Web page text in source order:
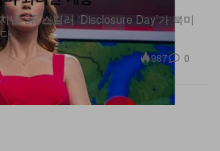
널 SF 스릴러 ‘Disclosure Day’가 북미
.
987 0